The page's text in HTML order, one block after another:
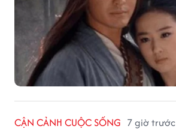
CẬN CẢNH CUỘC SỐNG 7 giờ trước